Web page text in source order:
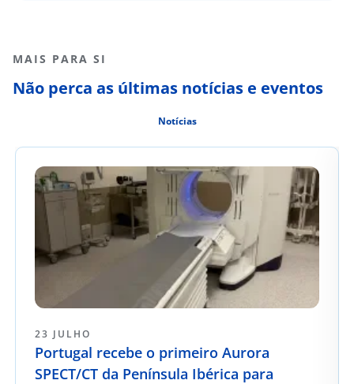
MAIS PARA SI
Não perca as últimas notícias e eventos
Notícias
23 JULHO
Portugal recebe o primeiro Aurora
SPECT/CT da Península Ibérica para